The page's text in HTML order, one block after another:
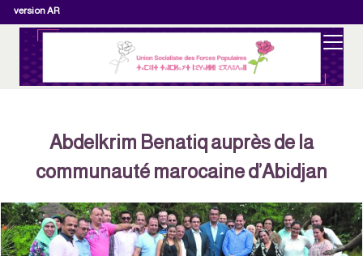
version AR
Abdelkrim Benatiq auprès de la
communauté marocaine d’Abidjan